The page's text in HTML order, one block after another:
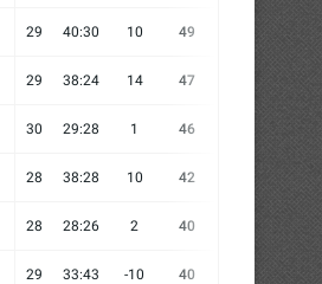
29 40:30 10 49
29 38:24 14 47 8
30 29:28 1 46
28 38:28 10 42
28 28:26 2 40 7
29 33:43 -10 40 13